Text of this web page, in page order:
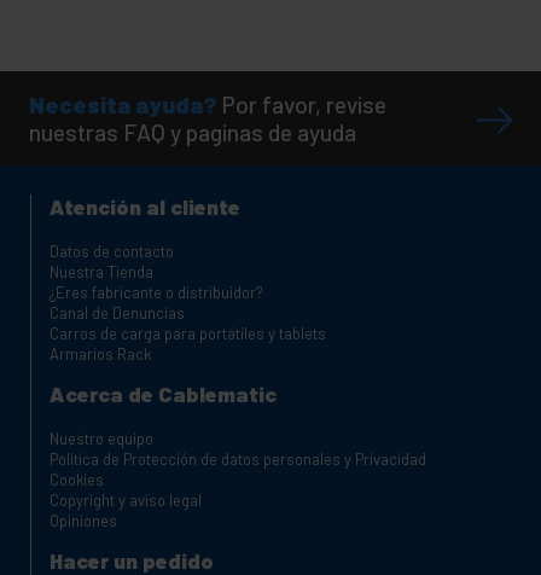
Necesita ayuda? Por favor, revise
nuestras FAQ y paginas de ayuda
Atención al cliente
Datos de contacto
Nuestra Tienda
¿Eres fabricante o distribuidor?
Canal de Denuncias
Carros de carga para portátiles y tablets
Armarios Rack
Acerca de Cablematic
Nuestro equipo
Política de Protección de datos personales y Privacidad
Cookies
Copyright y aviso legal
Opiniones
Hacer un pedido